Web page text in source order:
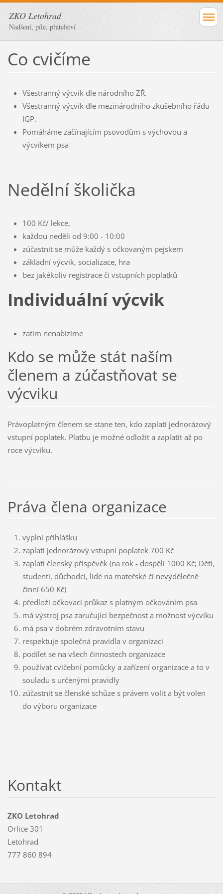
ZKO Letohrad
Nadšení, píle, přátelství
Co cvičíme
Všestranný výcvik dle národního ZŘ.
Všestranný výcvik dle mezinárodního zkušebního řádu
IGP.
Pomáháme začínajícím psovodům s výchovou a
výcvikem psa
Nedělní školička
100 Kč/ lekce,
každou neděli od 9:00 - 10:00
zúčastnit se může každý s očkovaným pejskem
základní výcvik, socializace, hra
bez jakékoliv registrace či vstupních poplatků
Individuální výcvik
zatím nenabízíme
Kdo se může stát naším
členem a zúčastňovat se
výcviku
Právoplatným členem se stane ten, kdo zaplatí jednorázový
vstupní poplatek. Platbu je možné odložit a zaplatit až po
roce výcviku.
Práva člena organizace
vyplní přihlášku
zaplatí jednorázový vstupní poplatek 700 Kč
zaplatí členský příspěvěk (na rok - dospělí 1000 Kč; Děti,
studenti, důchodci, lidé na mateřské či nevýdělečně
činní 650 Kč)
předloží očkovací průkaz s platným očkováním psa
má výstroj psa zaručující bezpečnost a možnost výcviku
má psa v dobrém zdravotním stavu
respektuje společná pravidla v organizaci
podílet se na všech činnostech organizace
používat cvičební pomůcky a zařízení organizace a to v
souladu s určenými pravidly
zúčastnit se členské schůze s právem volit a být volen
do výboru organizace
Kontakt
ZKO Letohrad
Orlice 301
Letohrad
777 860 894